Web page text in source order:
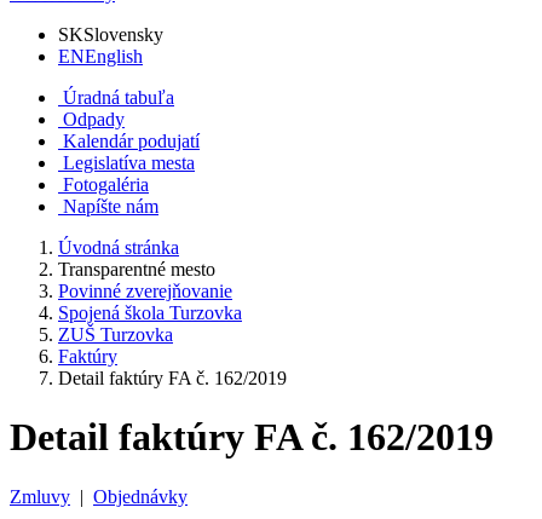
SKSlovensky
ENEnglish
Úradná tabuľa
Odpady
Kalendár podujatí
Legislatíva mesta
Fotogaléria
Napíšte nám
Úvodná stránka
Transparentné mesto
Povinné zverejňovanie
Spojená škola Turzovka
ZUŠ Turzovka
Faktúry
Detail faktúry FA č. 162/2019
Detail faktúry FA č. 162/2019
Zmluvy | Objednávky